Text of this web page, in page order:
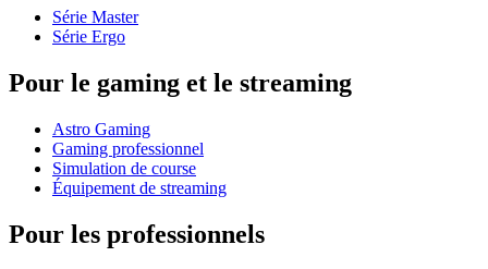
Série Master
Série Ergo
Pour le gaming et le streaming
Astro Gaming
Gaming professionnel
Simulation de course
Équipement de streaming
Pour les professionnels